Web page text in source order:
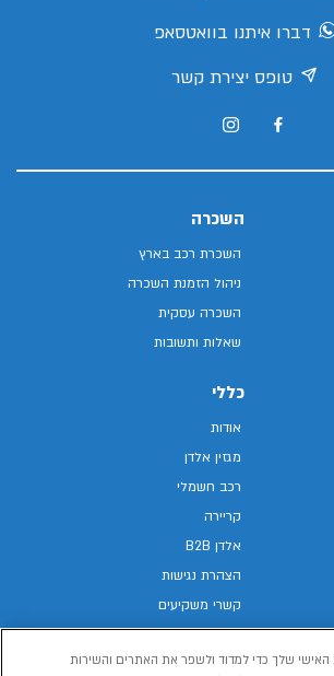
דברו איתנו בוואטסאפ
טופס יצירת קשר
השכרה
השכרת רכב בארץ
ניהול הזמנת השכרה
השכרה עסקית
שאלות ותשובות
כללי
אודות
מגזין אלדן
רכב חשמלי
קריירה
אלדן B2B
הצהרת נגישות
קשרי משקיעים
מפת האתר
מדיניות פרטיות
האישי שלך כדי למדוד ולשפר את האתרים והשירות